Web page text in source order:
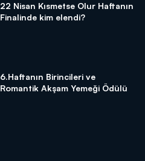
22 Nisan Kısmetse Olur Haftanın
Finalinde kim elendi?
6.Haftanın Birincileri ve
Romantik Akşam Yemeği Ödülü